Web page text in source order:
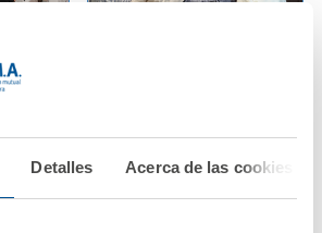
Detalles Acerca de las cookies
a
Veterinarios de
Melilla una póliza